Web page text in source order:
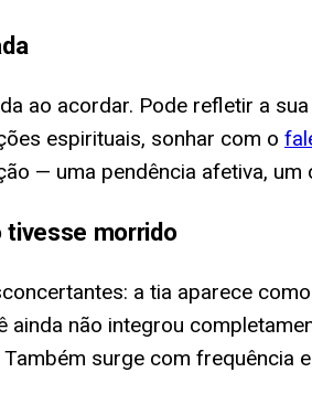
ao acordar. Pode refletir a
espirituais, sonhar com o
— uma pendência afetiva,
tivesse morrido
a tia aparece
não integrou
surge com